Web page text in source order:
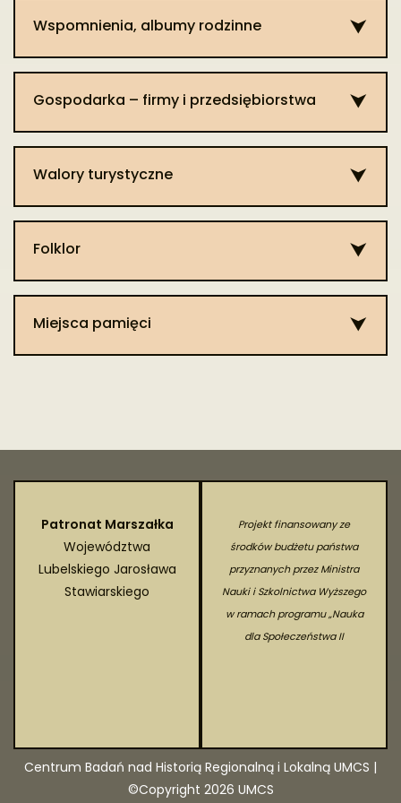
Dodaj informacje
Wspomnienia, albumy rodzinne​
Dodaj informacje
Gospodarka – firmy i przedsiębiorstwa
Dodaj informacje
Walory turystyczne
Dodaj informacje
Folklor​
Dodaj informacje
Miejsca pamięci
Patronat Marszałka
Województwa
Lubelskiego Jarosława
Stawiarskiego
Projekt finansowany ze
środków budżetu państwa
przyznanych przez Ministra
Nauki i Szkolnictwa Wyższego
w ramach programu „Nauka
dla Społeczeństwa II
Centrum Badań nad Historią Regionalną i Lokalną UMCS |
©Copyright 2026 UMCS